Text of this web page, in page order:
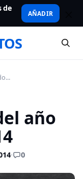
de
AÑADIR
año
· 0